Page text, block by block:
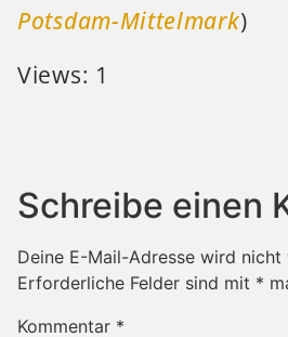
Potsdam-Mittelmark)
Views: 1
Schreibe einen
Deine E-Mail-Adresse wird
Erforderliche Felder sind mit *
Kommentar *